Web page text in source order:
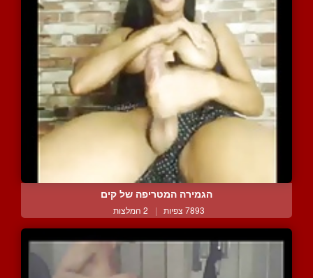
הגמירה המטריפה של קים
7893 צפיות | 2 המלצות